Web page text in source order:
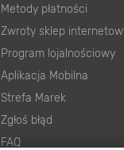
Metody płatności
Zwroty sklep
Program lojalnościowy
Aplikacja Mobilna
Strefa Marek
Zgłoś błąd
FAQ